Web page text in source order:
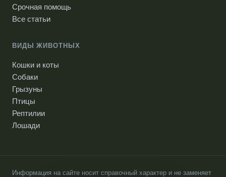
Срочная помощь
Все статьи
ВИДЫ ЖИВОТНЫХ
Кошки и коты
Собаки
Грызуны
Птицы
Рептилии
Лошади
Информация на сайте носит справочный характер и не заменяет